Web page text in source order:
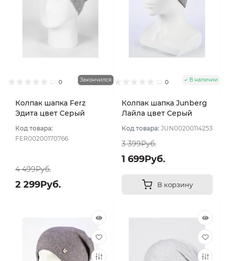
0 Закончился
Колпак шапка Ferz
Эдита цвет Серый
Код товара:
FER00200170766
4 499Руб.
2 299Руб.
0 В наличии
Колпак шапка Junberg
Лайла цвет Серый
Код товара: JUN00200114253
3 399Руб.
1 699Руб.
В корзину